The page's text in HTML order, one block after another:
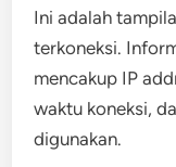
Ini adalah
terkoneksi.
mencakup IP
waktu koneksi,
digunakan.